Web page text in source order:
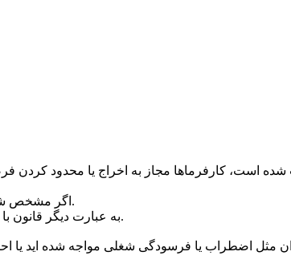
است، کارفرماها مجاز به اخراج یا محدود کردن
اگر مشخص شود که کارفرمایی قانون را نقض کرده، ممکن است با جریمه ای بین 50000 تا 200000 درهم مواجه شود.
به عبارت دیگر قانون با حمایت از بیمار و ارائه مراقبت های بهداشتی با بهترین استانداردها به طور کامل از کارمند حمایت میکند.
مثل اضطراب یا فرسودگی شغلی مواجه شده اید یا